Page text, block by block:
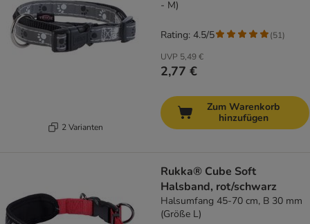
2 Varianten
- M)
UVP 5,49 €
2,77 €
Rating: 4.5/5 (51)
Zum Warenkorb
hinzufügen
Rukka® Cube Soft
Halsband, rot/schwarz
Halsumfang 45-70 cm, B 30 mm
(Größe L)